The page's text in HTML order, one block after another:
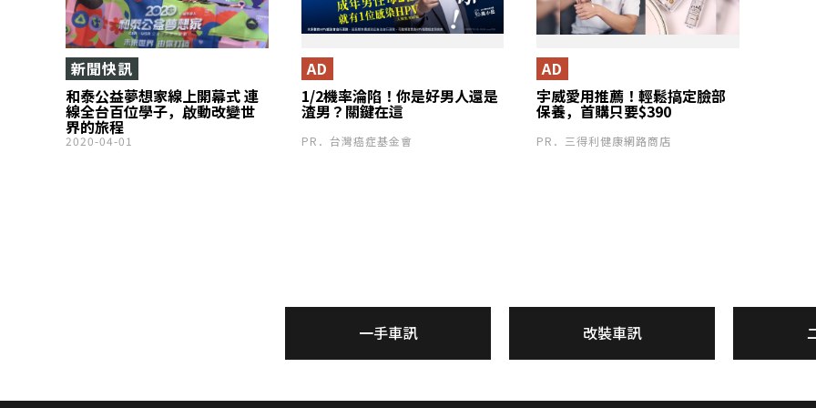
和泰公益夢想家線上開幕式 連
線全台百位學子，啟動改變世
界的旅程
新聞快訊
2020-04-01
1/2機率淪陷！你是好男人還是
渣男？關鍵在這
AD
PR．台灣癌症基金會
宇威愛用推薦！輕鬆搞定臉部
保養，首購只要$390
AD
PR．三得利健康網路商店
一手車訊 改裝車訊